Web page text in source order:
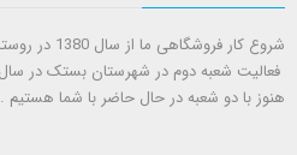
شروع کار
هنوز با دو شعبه در حال حاضر با شما هستيم .